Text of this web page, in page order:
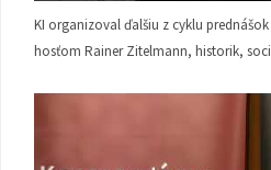
KI organizoval ďalšiu z cyklu
hosťom Rainer Zitelmann, historik,